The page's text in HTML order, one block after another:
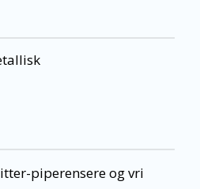
piperensere og vri